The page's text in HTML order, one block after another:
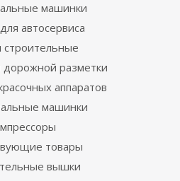
машинки
автосервиса
строительные
разметки
аппаратов
машинки
товары
вышки